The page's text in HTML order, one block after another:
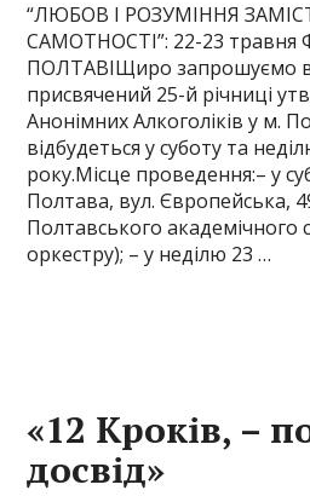
“ЛЮБОВ І РОЗУМІННЯ
САМОТНОСТІ”: 22-23
ПОЛТАВІЩиро запрошуємо
присвячений 25-й річниці
Анонімних Алкоголіків у м.
відбудеться у суботу та
року.Місце проведення:– у
Полтава, вул. Європейська,
Полтавського академічного
оркестру); – у неділю 23 …
«12 Кроків, –
досвід»